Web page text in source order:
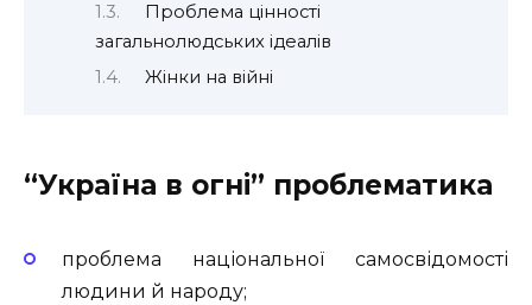
Проблема цінності
загальнолюдських ідеалів
Жінки на війні
“Україна в огні” проблематика
проблема національної самосвідомості
людини й народу;